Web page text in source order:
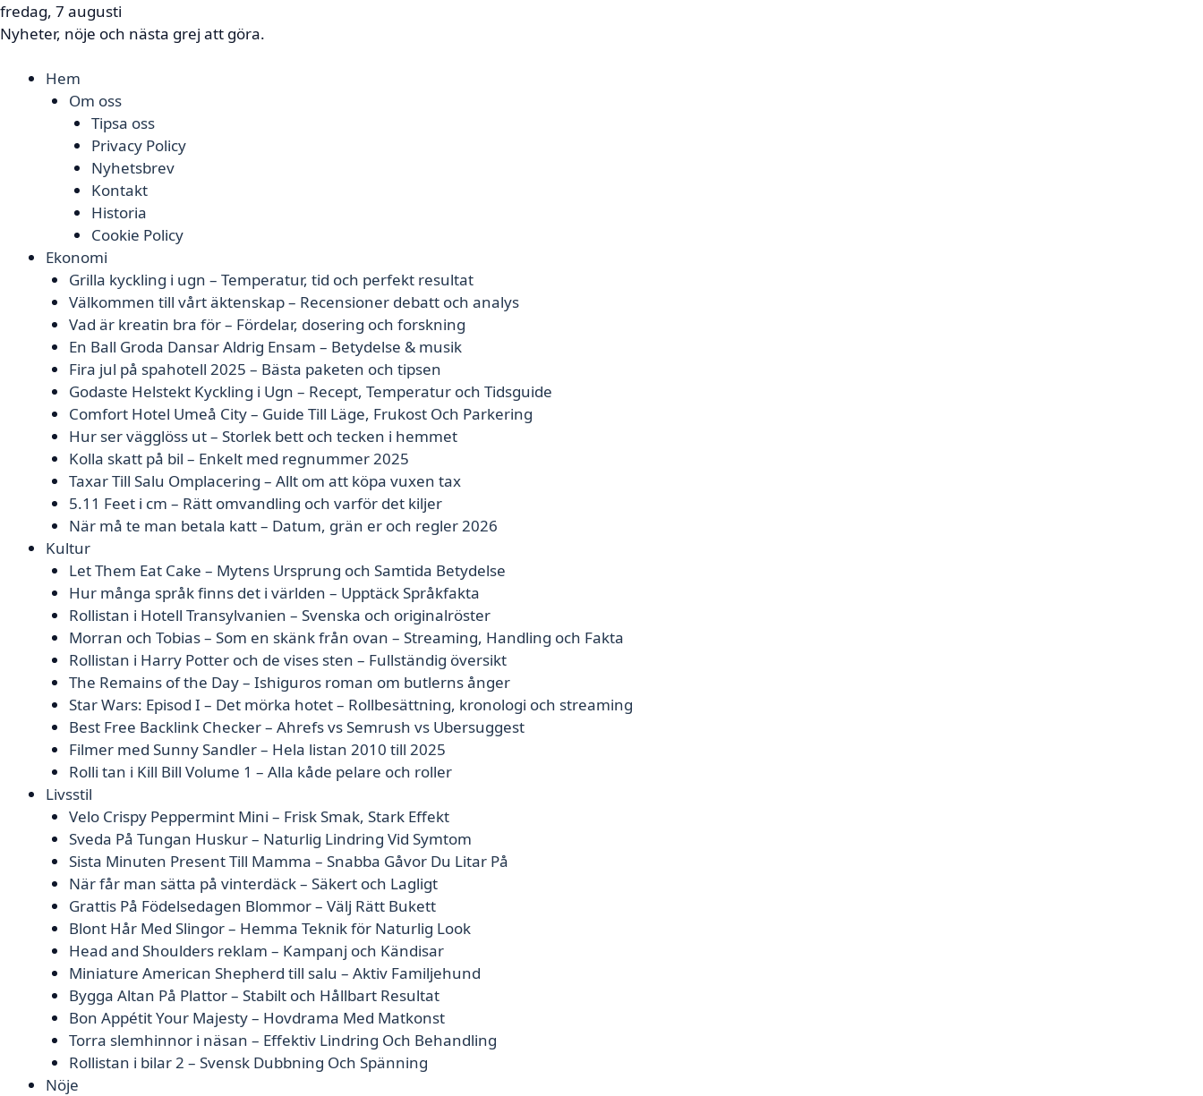
fredag, 7 augusti
Nyheter, nöje och nästa grej att göra.
Hem
Om oss
Tipsa oss
Privacy Policy
Nyhetsbrev
Kontakt
Historia
Cookie Policy
Ekonomi
Grilla kyckling i ugn – Temperatur, tid och perfekt resultat
Välkommen till vårt äktenskap – Recensioner debatt och analys
Vad är kreatin bra för – Fördelar, dosering och forskning
En Ball Groda Dansar Aldrig Ensam – Betydelse & musik
Fira jul på spahotell 2025 – Bästa paketen och tipsen
Godaste Helstekt Kyckling i Ugn – Recept, Temperatur och Tidsguide
Comfort Hotel Umeå City – Guide Till Läge, Frukost Och Parkering
Hur ser vägglöss ut – Storlek bett och tecken i hemmet
Kolla skatt på bil – Enkelt med regnummer 2025
Taxar Till Salu Omplacering – Allt om att köpa vuxen tax
5.11 Feet i cm – Rätt omvandling och varför det kiljer
När må te man betala katt – Datum, grän er och regler 2026
Kultur
Let Them Eat Cake – Mytens Ursprung och Samtida Betydelse
Hur många språk finns det i världen – Upptäck Språkfakta
Rollistan i Hotell Transylvanien – Svenska och originalröster
Morran och Tobias – Som en skänk från ovan – Streaming, Handling och Fakta
Rollistan i Harry Potter och de vises sten – Fullständig översikt
The Remains of the Day – Ishiguros roman om butlerns ånger
Star Wars: Episod I – Det mörka hotet – Rollbesättning, kronologi och streaming
Best Free Backlink Checker – Ahrefs vs Semrush vs Ubersuggest
Filmer med Sunny Sandler – Hela listan 2010 till 2025
Rolli tan i Kill Bill Volume 1 – Alla kåde pelare och roller
Livsstil
Velo Crispy Peppermint Mini – Frisk Smak, Stark Effekt
Sveda På Tungan Huskur – Naturlig Lindring Vid Symtom
Sista Minuten Present Till Mamma – Snabba Gåvor Du Litar På
När får man sätta på vinterdäck – Säkert och Lagligt
Grattis På Födelsedagen Blommor – Välj Rätt Bukett
Blont Hår Med Slingor – Hemma Teknik för Naturlig Look
Head and Shoulders reklam – Kampanj och Kändisar
Miniature American Shepherd till salu – Aktiv Familjehund
Bygga Altan På Plattor – Stabilt och Hållbart Resultat
Bon Appétit Your Majesty – Hovdrama Med Matkonst
Torra slemhinnor i näsan – Effektiv Lindring Och Behandling
Rollistan i bilar 2 – Svensk Dubbning Och Spänning
Nöje